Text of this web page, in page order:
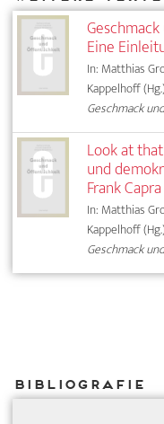
Eine
In: Matthias
Kappelhoff
Geschmack
Look at
und
Frank Capra
In: Matthias
Kappelhoff
Geschmack
Bibliografie